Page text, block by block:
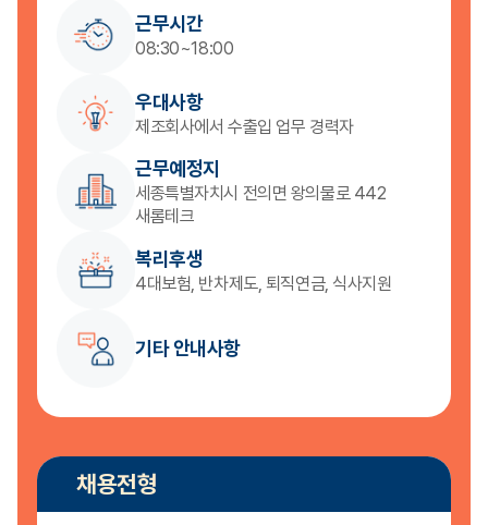
근무시간
08:30~18:00
우대사항
제조회사에서 수출입 업무 경력자
근무예정지
세종특별자치시 전의면 왕의물로 442
새롬테크
복리후생
4대보험, 반차제도, 퇴직연금, 식사지원
기타 안내사항
채용전형